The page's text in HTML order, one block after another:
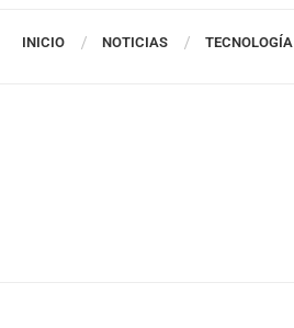
INICIO NOTICIAS TECNOLOGÍA